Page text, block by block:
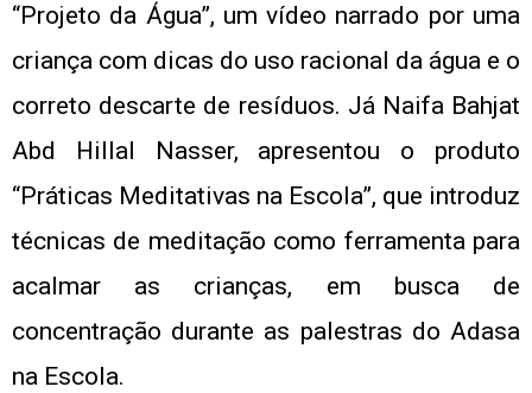
“Projeto da Água”, um vídeo narrado por uma
criança com dicas do uso racional da água e o
correto descarte de resíduos. Já Naifa Bahjat
Abd Hillal Nasser, apresentou o produto
“Práticas Meditativas na Escola”, que introduz
técnicas de meditação como ferramenta para
acalmar as crianças, em busca de
concentração durante as palestras do Adasa
na Escola.